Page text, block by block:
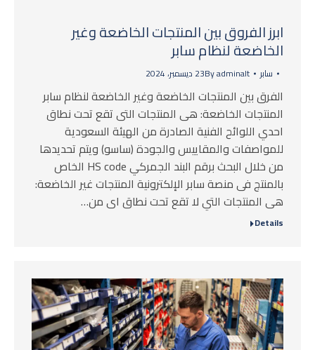
ابرز الفروق بين المنتجات الخاضعة وغير
الخاضعة لنظام سابر
سابر Byadminalt 23 ديسمبر، 2024
الفرق بين المنتجات الخاضعة وغير الخاضعة لنظام سابر
المنتجات الخاضعة: هى المنتجات التى تقع تحت نطاق
احدي اللوائح الفنية الصادرة من الهيئة السعودية
للمواصفات والمقاييس والجودة (ساسو) ويتم تحديدها
من خلال البحث برقم البند الجمركي HS code الخاص
بالمنتج فى منصة سابر الإلكترونية المنتجات غير الخاضعة:
هى المنتجات التي لا تقع تحت نطاق اى من…
Details